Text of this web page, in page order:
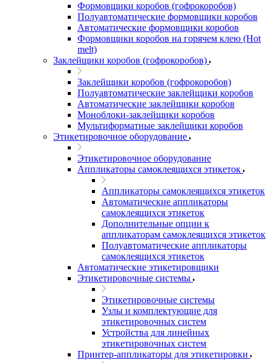
Формовщики коробов (гофрокоробов)
Полуавтоматические формовщики коробов
Автоматические формовщики коробов
Формовщики коробов на горячем клею (Hot
melt)
Заклейщики коробов (гофрокоробов)
Заклейщики коробов (гофрокоробов)
Полуавтоматические заклейщики коробов
Автоматические заклейщики коробов
Моноблоки-заклейщики коробов
Мультиформатные заклейщики коробов
Этикетировочное оборудование
Этикетировочное оборудование
Аппликаторы самоклеящихся этикеток
Аппликаторы самоклеящихся этикеток
Автоматические аппликаторы
самоклеящихся этикеток
Дополнительные опции к
аппликаторам самоклеящихся этикеток
Полуавтоматические аппликаторы
самоклеящихся этикеток
Автоматические этикетировщики
Этикетировочные системы
Этикетировочные системы
Узлы и комплектующие для
этикетировочных систем
Устройства для линейных
этикетировочных систем
Принтер-аппликаторы для этикетировки